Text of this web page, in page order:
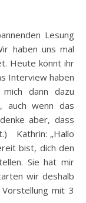
haben uns mal
Heute könnt ihr
Interview haben
dann dazu
auch wenn das
aber, dass
Kathrin: „Hallo
bist, dich den
Sie hat mir
wir deshalb
mit 3